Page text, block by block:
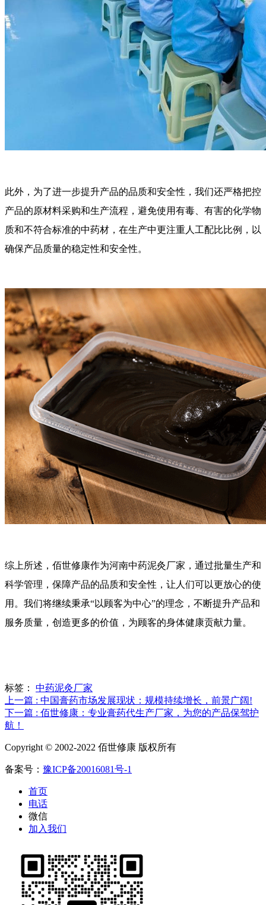
此外，为了进一步提升产品的品质和安全性，我们还严格把控
产品的原材料采购和生产流程，避免使用有毒、有害的化学物
质和不符合标准的中药材，在生产中更注重人工配比比例，以
确保产品质量的稳定性和安全性。
综上所述，佰世修康作为河南中药泥灸厂家，通过批量生产和
科学管理，保障产品的品质和安全性，让人们可以更放心的使
用。我们将继续秉承“以顾客为中心”的理念，不断提升产品和
服务质量，创造更多的价值，为顾客的身体健康贡献力量。
标签：
中药泥灸厂家
上一篇 : 中国膏药市场发展现状：规模持续增长，前景广阔!
下一篇 : 佰世修康：专业膏药代生产厂家，为您的产品保驾护
航！
Copyright © 2002-2022 佰世修康 版权所有
备案号： 豫ICP备20016081号-1
首页
电话
微信
加入我们